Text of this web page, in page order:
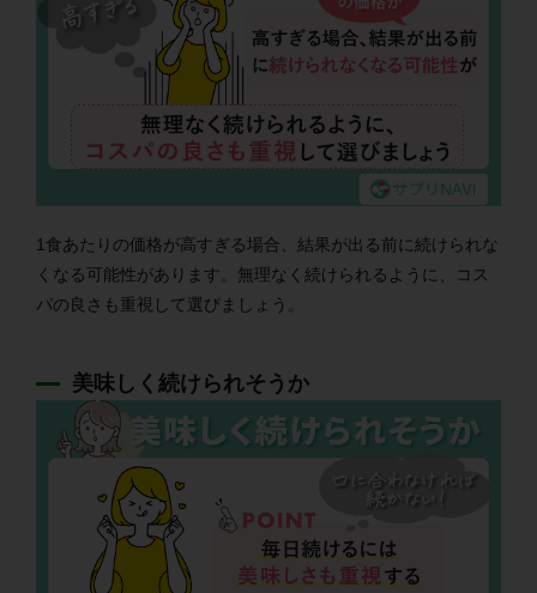
1食あたりの価格が高すぎる場合、結果が出る前に続けられな
くなる可能性があります。無理なく続けられるように、コス
パの良さも重視して選びましょう。
美味しく続けられそうか